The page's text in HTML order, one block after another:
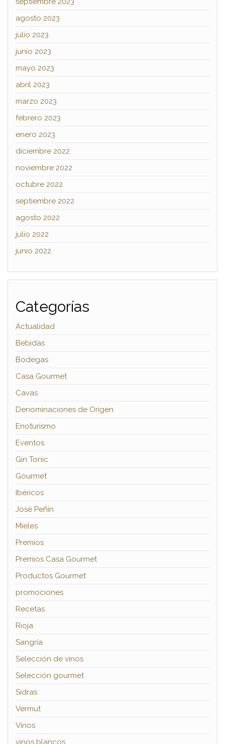
agosto 2023
julio 2023
junio 2023
mayo 2023
abril 2023
marzo 2023
febrero 2023
enero 2023
diciembre 2022
noviembre 2022
octubre 2022
septiembre 2022
agosto 2022
julio 2022
junio 2022
Categorías
Actualidad
Bebidas
Bodegas
Casa Gourmet
Cavas
Denominaciones de Origen
Enoturismo
Eventos
Gin Tonic
Gourmet
Ibéricos
José Peñín
Mieles
Premios
Premios Casa Gourmet
Productos Gourmet
promociones
Recetas
Rioja
Sangría
Selección de vinos
Selección gourmet
Sidras
Vermut
Vinos
vinos blancos